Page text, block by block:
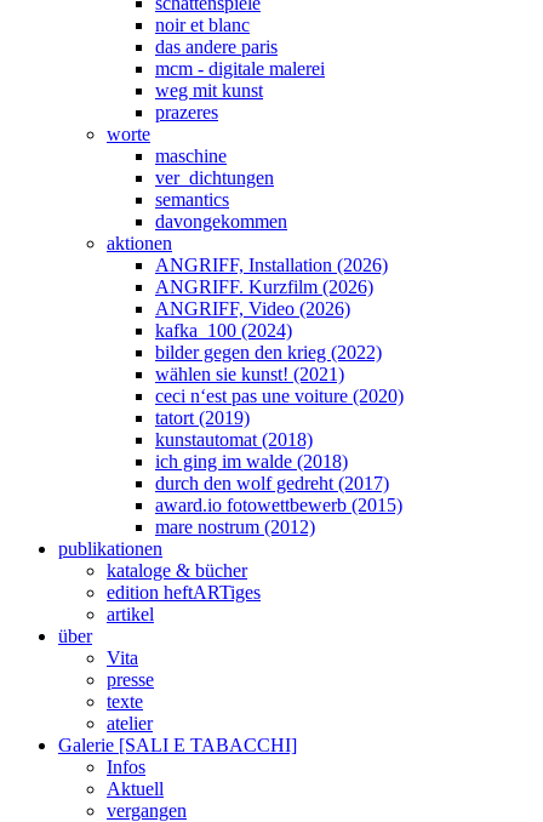
noir et blanc
das andere paris
mcm - digitale malerei
weg mit kunst
prazeres
worte
maschine
ver_dichtungen
semantics
davongekommen
aktionen
ANGRIFF, Installation (2026)
ANGRIFF. Kurzfilm (2026)
ANGRIFF, Video (2026)
kafka_100 (2024)
bilder gegen den krieg (2022)
wählen sie kunst! (2021)
ceci n‘est pas une voiture (2020)
tatort (2019)
kunstautomat (2018)
ich ging im walde (2018)
durch den wolf gedreht (2017)
award.io fotowettbewerb (2015)
mare nostrum (2012)
publikationen
kataloge & bücher
edition heftARTiges
artikel
über
Vita
presse
texte
atelier
Galerie [SALI E TABACCHI]
Infos
Aktuell
vergangen